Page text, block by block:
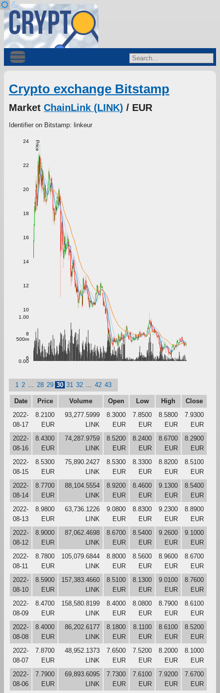
Crypto exchange Bitstamp
Market ChainLink (LINK) / EUR
Identifier on Bitstamp: linkeur
Price
6
8
10
12
14
16
18
20
22
24
0.00
500m
1.00
1 2 28 29 30 31 32 42 43
Date Price Volume Open Low High
Close
2022-
08-17
8.2100
EUR
93,277.5999
LINK
8.3000
EUR
7.8500
EUR
8.5800
EUR
7.9300
EUR
2022-
08-16
8.4300
EUR
74,287.9759
LINK
8.5200
EUR
8.2400
EUR
8.6700
EUR
8.2900
EUR
2022-
08-15
8.5300
EUR
75,890.2427
LINK
8.5300
EUR
8.3300
EUR
8.8200
EUR
8.5100
EUR
2022-
08-14
8.7700
EUR
88,104.5554
LINK
8.9200
EUR
8.4600
EUR
9.1300
EUR
8.5400
EUR
2022-
08-13
8.9800
EUR
63,736.1226
LINK
9.0800
EUR
8.8300
EUR
9.2300
EUR
8.8900
EUR
2022-
08-12
8.9000
EUR
87,062.4698
LINK
8.6700
EUR
8.5400
EUR
9.2600
EUR
9.1000
EUR
2022-
08-11
8.7800
EUR
105,079.6844
LINK
8.8000
EUR
8.5600
EUR
8.9600
EUR
8.6700
EUR
2022-
08-10
8.5900
EUR
157,383.4660
LINK
8.5100
EUR
8.1300
EUR
9.0100
EUR
8.7600
EUR
2022-
08-09
8.4700
EUR
158,580.8199
LINK
8.4000
EUR
8.0800
EUR
8.7900
EUR
8.6100
EUR
2022-
08-08
8.4000
EUR
86,202.6177
LINK
8.1800
EUR
8.1100
EUR
8.6100
EUR
8.5200
EUR
2022-
08-07
7.8700
EUR
48,952.1373
LINK
7.6500
EUR
7.5200
EUR
8.2000
EUR
8.1000
EUR
2022-
08-06
7.7900
EUR
69,893.6095
LINK
7.7300
EUR
7.6100
EUR
7.9200
EUR
7.6700
EUR